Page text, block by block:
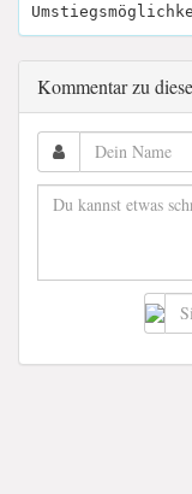
Kommentar zu